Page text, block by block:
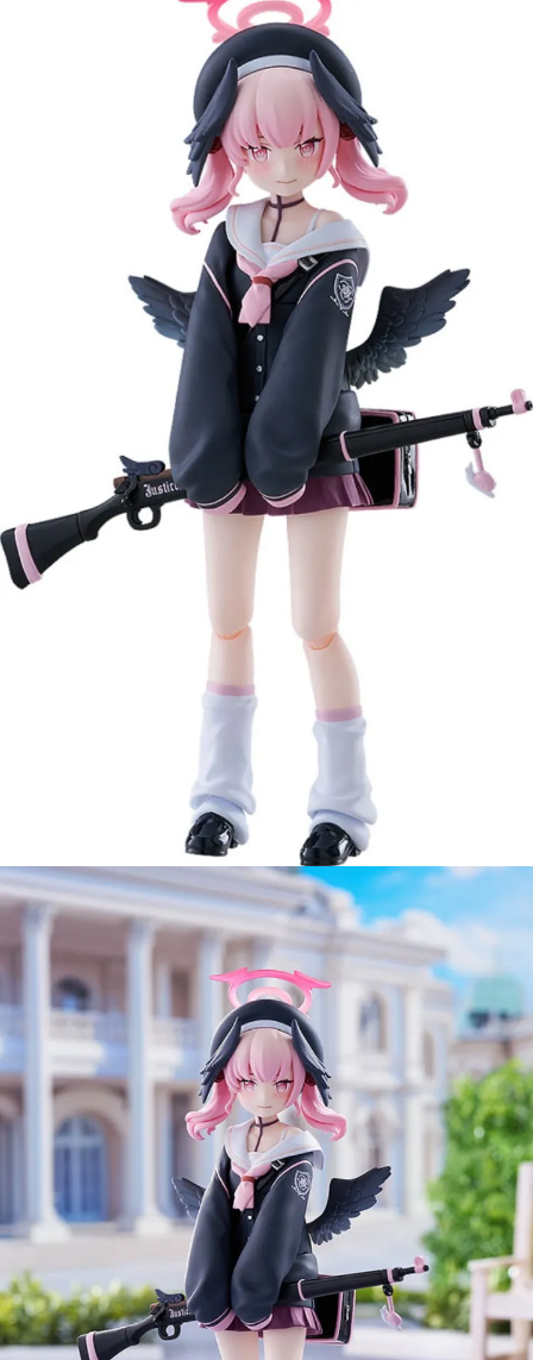
每筆NT$90，滿NT$3,000(含以上)免運費
每筆NT$120，滿NT$3,000(含以上)免運費
每筆NT$160，滿NT$3,000(含以上)免運費
東海門市自取，需自備購物袋取貨唷。